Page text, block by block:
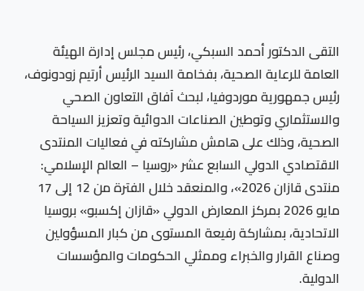
التقى الدكتور أحمد السبكي، رئيس مجلس إدارة الهيئة
العامة للرعاية الصحية، بفخامة السيد الرئيس أرتيم زودونوف،
رئيس جمهورية موردوفيا، لبحث آفاق التعاون الصحي
والاستثماري وتوطين الصناعات الدوائية وتعزيز السياحة
الصحية، وذلك على هامش مشاركته في فعاليات المنتدى
الاقتصادي الدولي السابع عشر «روسيا – العالم الإسلامي:
منتدى قازان 2026»، والمنعقد خلال الفترة من 12 إلى 17
مايو 2026 بمركز المعارض الدولي «قازان إكسبو» بروسيا
الاتحادية، بمشاركة رفيعة المستوى من كبار المسؤولين
وصناع القرار والخبراء وممثلي الحكومات والمؤسسات
الدولية.